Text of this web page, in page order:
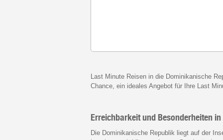
Last Minute Reisen in die Dominikanische
Chance, ein ideales Angebot für Ihre Last
Erreichbarkeit und Besonderheiten
Die Dominikanische Republik liegt auf der